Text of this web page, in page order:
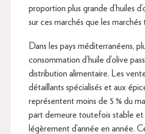
proportion plus grande d’huiles
sur ces marchés que les marchés
Dans les pays méditerranéens,
consommation d’huile d’olive
distribution alimentaire. Les
détaillants spécialisés et aux
représentent moins de 5 % du
part demeure toutefois stable et
légèrement d’année en année.